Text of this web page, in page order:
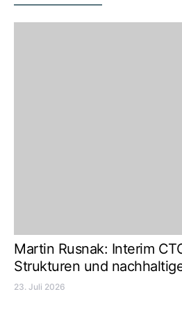
Martin Rusnak: Interim
Strukturen und
23. Juli 2026